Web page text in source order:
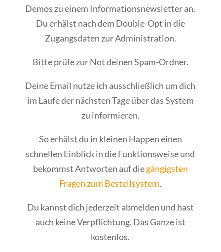
Demos zu einem Informationsnewsletter an.
Du erhälst nach dem Double-Opt in die
Zugangsdaten zur Administration.
Bitte prüfe zur Not deinen Spam-Ordner.
Deine Email nutze ich ausschließlich um dich
im Laufe der nächsten Tage über das System
zu informieren.
So erhälst du in kleinen Happen einen
schnellen Einblick in die Funktionsweise und
bekommst Antworten auf diegängigsten
Fragen zum Bestellsystem.
Du kannst dich jederzeit abmelden und hast
auch keine Verpflichtung. Das Ganze ist
kostenlos.